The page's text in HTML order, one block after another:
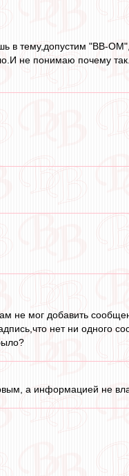
в тему,допустим "ВВ-
не понимаю почему
не мог добавить
нет ни одного
а информацией не